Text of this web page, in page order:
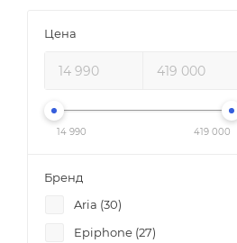
Цена
14 990 419 000
Бренд
Aria (30)
Epiphone (27)